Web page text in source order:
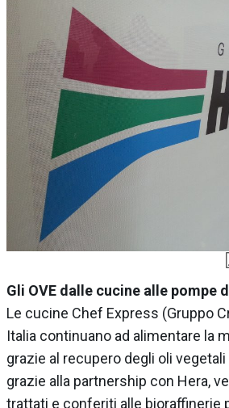
Gli OVE dalle cucine alle pompe
Le cucine Chef Express (Gruppo
Italia continuano ad alimentare la
grazie al recupero degli oli
grazie alla partnership con Hera,
trattati e conferiti alle bioraffinerie